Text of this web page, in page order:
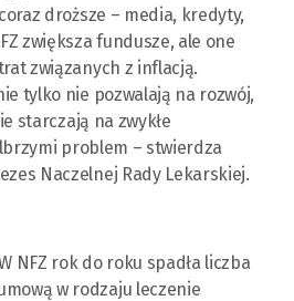
droższe – media, kredyty,
zwiększa fundusze, ale one
związanych z inflacją.
tylko nie pozwalają na rozwój,
starczają na zwykłe
problem – stwierdza
Naczelnej Rady Lekarskiej.
NFZ rok do roku spadła liczba
w rodzaju leczenie